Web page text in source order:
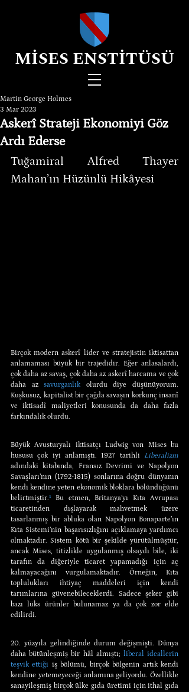
MİSES ENSTİTÜSÜ
Askerî Strateji Ekonomiyi Göz
Ardı Ederse
Martin George Holmes
3 Mar 2023
Tuğamiral Alfred Thayer
Mahan’ın Hüzünlü Hikâyesi
Birçok modern askerî lider ve stratejistin iktisattan
anlamaması büyük bir trajedidir. Eğer anlasalardı,
çok daha az savaş, çok daha az askerî harcama ve çok
daha az savurganlık olurdu diye düşünüyorum.
Kuşkusuz, kapitalist bir çağda savaşın korkunç insanî
ve iktisadî maliyetleri konusunda da daha fazla
farkındalık olurdu.
Büyük Avusturyalı iktisatçı Ludwig von Mises bu
hususu çok iyi anlamıştı. 1927 tarihli Liberalizm
adındaki kitabında, Fransız Devrimi ve Napolyon
Savaşları’nın (1792-1815) sonlarına doğru dünyanın
kendi kendine yeten ekonomik bloklara bölündüğünü
belirtmiştir.¹ Bu etmen, Britanya’yı Kıta Avrupası
ticaretinden dışlayarak mahvetmek üzere
tasarlanmış bir abluka olan Napolyon Bonaparte’ın
Kıta Sistemi’nin başarısızlığını açıklamaya yardımcı
olmaktadır. Sistem kötü bir şekilde yürütülmüştür,
ancak Mises, titizlikle uygulanmış olsaydı bile, iki
tarafın da diğeriyle ticaret yapamadığı için aç
kalmayacağını vurgulamaktadır. Örneğin, Kıta
toplulukları ihtiyaç maddeleri için kendi
tarımlarına güvenebileceklerdi. Sadece şeker gibi
bazı lüks ürünler bulunamaz ya da çok zor elde
edilirdi.
20. yüzyıla gelindiğinde durum değişmişti. Dünya
daha bütünleşmiş bir hâl almıştı; liberal ideallerin
teşvik ettiği iş bölümü, birçok bölgenin artık kendi
kendine yetemeyeceği anlamına geliyordu. Özellikle
sanayileşmiş birçok ülke gıda üretimi için ithal gıda